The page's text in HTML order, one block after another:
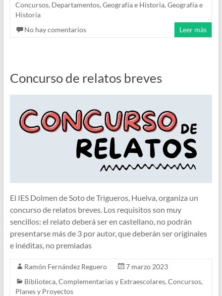
Concursos, Departamentos, Geografía e Historia, Geografía e
Historia
No hay comentarios
Leer más
Concurso de relatos breves
El IES Dolmen de Soto de Trigueros, Huelva, organiza un
concurso de relatos breves. Los requisitos son muy
sencillos: el relato deberá ser en castellano, no podrán
presentarse más de 3 por autor, que deberán ser originales
e inéditas, no premiadas
Ramón Fernández Reguero
7 marzo 2023
Biblioteca, Complementarias y Extraescolares, Concursos,
Planes y Proyectos